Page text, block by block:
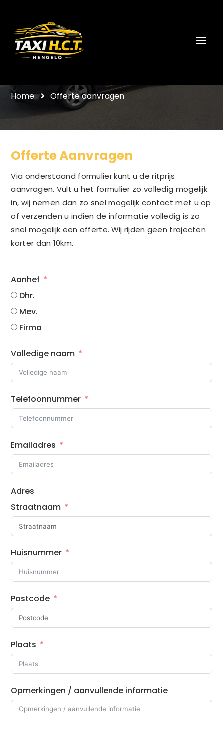
Offerte aanvragen
Home Offerte aanvragen
Offerte Aanvragen
Via onderstaand formulier kunt u de ritprijs
aanvragen. Vult u het formulier zo volledig mogelijk
in, wij nemen dan zo snel mogelijk contact met u op
of verzenden u indien de informatie volledig is zo
snel mogelijk een offerte. Wij rijden geen trajecten
korter dan 10km.
Aanhef
Dhr.
Mev.
Firma
Volledige naam
Telefoonnummer
Emailadres
Adres
Straatnaam
Huisnummer
Postcode
Plaats
Opmerkingen / aanvullende informatie